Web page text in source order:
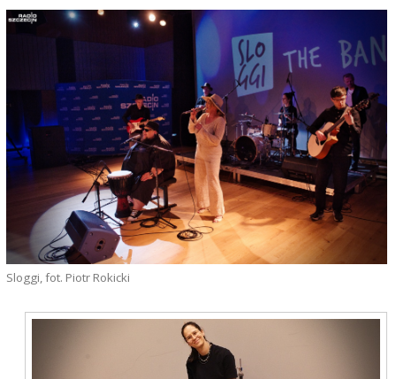
Sloggi, fot. Piotr Rokicki